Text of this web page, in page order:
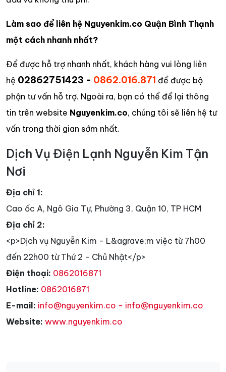
Làm sao để liên hệ Nguyenkim.co Quận Bình Thạnh
một cách nhanh nhất?
Để được hỗ trợ nhanh nhất, khách hàng vui lòng liên
hệ 02862751423 - 0862.016.871 để được bộ
phận tư vấn hỗ trợ. Ngoài ra, bạn có thể để lại thông
tin trên website Nguyenkim.co, chúng tôi sẽ liên hệ tư
vấn trong thời gian sớm nhất.
Dịch Vụ Điện Lạnh Nguyễn Kim Tận
Nơi
Địa chỉ 1:
Cao ốc A, Ngô Gia Tự, Phường 3, Quận 10, TP HCM
Địa chỉ 2:
<p>Dịch vụ Nguyễn Kim - L&agrave;m việc từ 7h00
đến 22h00 từ Thứ 2 - Chủ Nhật</p>
Điện thoại: 0862016871
Hotline: 0862016871
E-mail: info@nguyenkim.co - info@nguyenkim.co
Website: www.nguyenkim.co